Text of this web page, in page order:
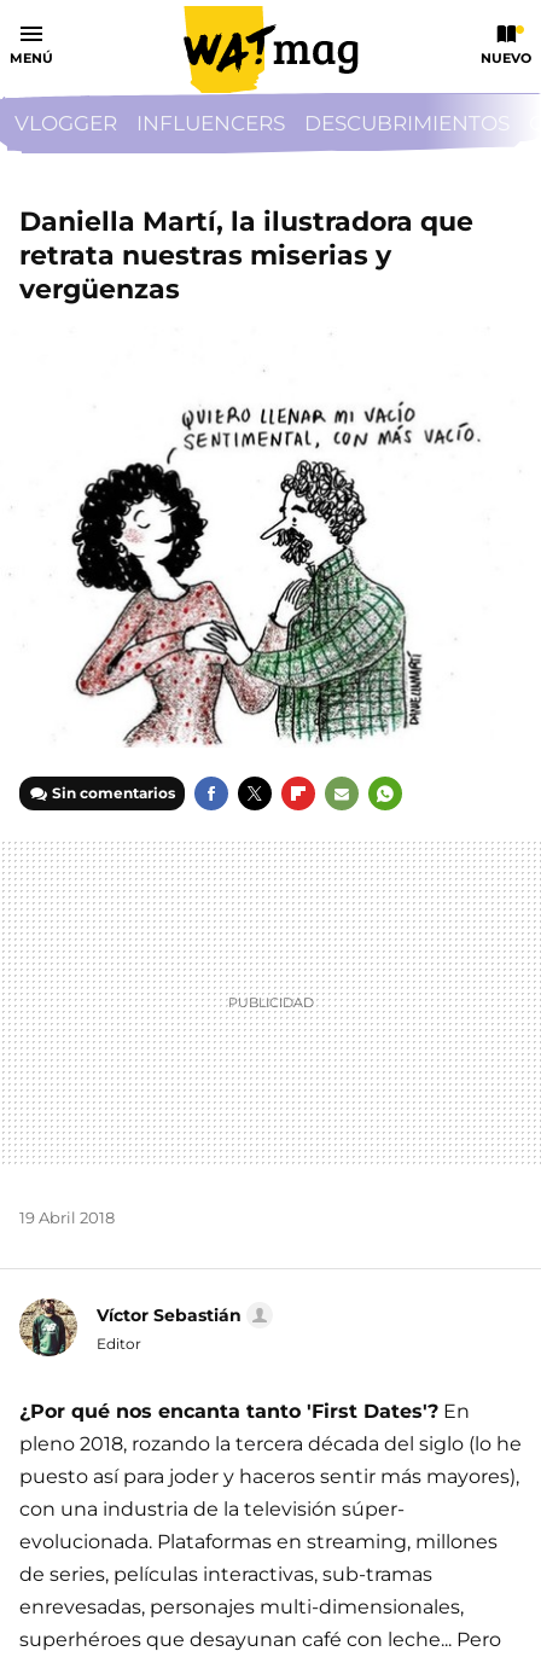
MENÚ NUEVO
VLOGGER INFLUENCERS DESCUBRIMIENTOS
Daniella Martí, la ilustradora que
retrata nuestras miserias y
vergüenzas
Sin comentarios
MAIL
19 Abril 2018
Víctor Sebastián
Editor
¿Por qué nos encanta tanto 'First Dates'? En
pleno 2018, rozando la tercera década del siglo (lo he
puesto así para joder y haceros sentir más mayores),
con una industria de la televisión súper-
evolucionada. Plataformas en streaming, millones
de series, películas interactivas, sub-tramas
enrevesadas, personajes multi-dimensionales,
superhéroes que desayunan café con leche... Pero